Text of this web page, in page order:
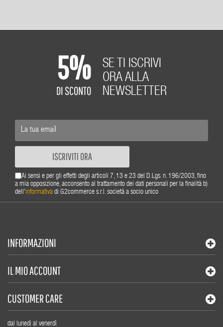
5%
DI SCONTO
SE TI ISCRIVI
ORA ALLA
NEWSLETTER
ISCRIVITI ORA
Ai sensi e per gli effetti degli articoli 7, 13 e 23 del D.Lgs. n. 196/2003, fino
a mia opposizione, acconsento al trattamento dei dati personali per la finalità b)
dell'informativa di G2commerce s.r.l. società a socio unico
INFORMAZIONI
IL MIO ACCOUNT
CUSTOMER CARE
dal lunedì al venerdì